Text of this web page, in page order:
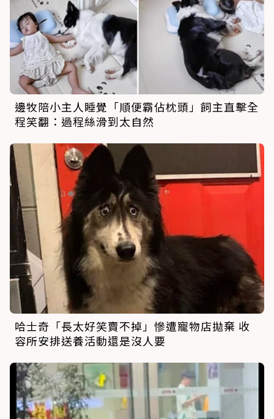
邊牧陪小主人睡覺「順便霸佔枕頭」飼主直擊全
程笑翻：過程絲滑到太自然
哈士奇「長太好笑賣不掉」慘遭寵物店拋棄 收
容所安排送養活動還是沒人要